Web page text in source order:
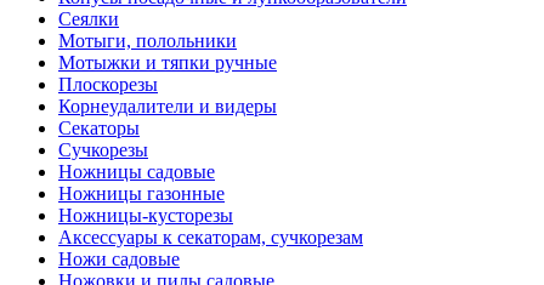
Сеялки
Мотыги, полольники
Мотыжки и тяпки ручные
Плоскорезы
Корнеудалители и видеры
Секаторы
Сучкорезы
Ножницы садовые
Ножницы газонные
Ножницы-кусторезы
Аксессуары к секаторам, сучкорезам
Ножи садовые
Ножовки и пилы садовые